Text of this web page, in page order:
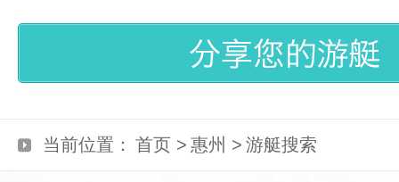
当前位置： 首页 > 惠州 > 游艇搜索